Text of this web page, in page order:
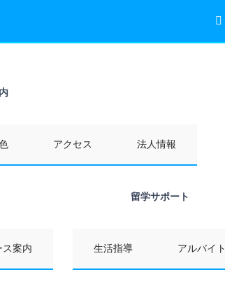
アクセス 法人情報
ス案内
留学サポート
生活指導 アルバイト